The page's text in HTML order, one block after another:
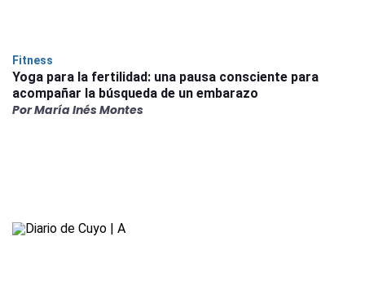
Fitness
Yoga para la fertilidad: una pausa consciente para
acompañar la búsqueda de un embarazo
Por María Inés Montes